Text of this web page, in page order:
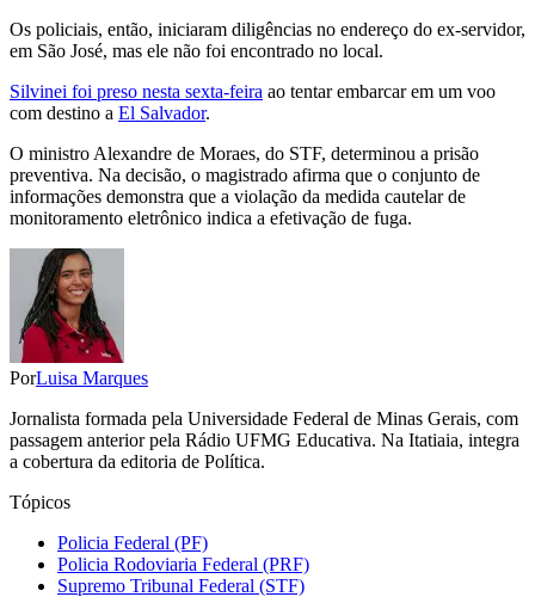
Os policiais, então, iniciaram diligências no endereço do ex-servidor,
em São José, mas ele não foi encontrado no local.
Silvinei foi preso nesta sexta-feira ao tentar embarcar em um voo
com destino a El Salvador.
O ministro Alexandre de Moraes, do STF, determinou a prisão
preventiva. Na decisão, o magistrado afirma que o conjunto de
informações demonstra que a violação da medida cautelar de
monitoramento eletrônico indica a efetivação de fuga.
PorLuisa Marques
Jornalista formada pela Universidade Federal de Minas Gerais, com
passagem anterior pela Rádio UFMG Educativa. Na Itatiaia, integra
a cobertura da editoria de Política.
Tópicos
Policia Federal (PF)
Policia Rodoviaria Federal (PRF)
Supremo Tribunal Federal (STF)